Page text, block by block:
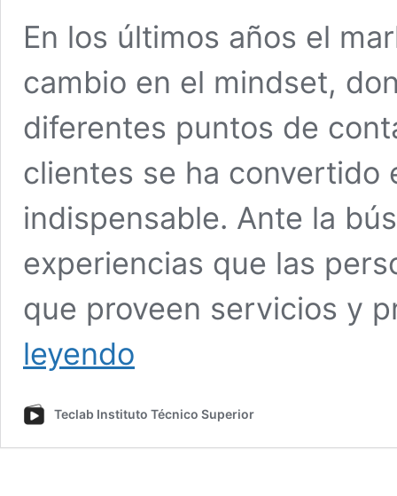
En los últimos años el
cambio en el mindset,
diferentes puntos de
clientes se ha convertido
indispensable. Ante la
experiencias que las
que proveen servicios y
leyendo
Teclab Instituto Técnico Superior